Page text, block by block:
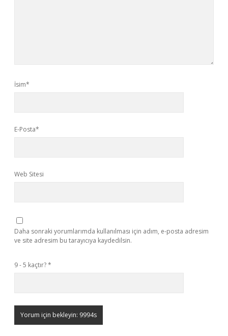
İsim*
E-Posta*
Web Sitesi
Daha sonraki yorumlarımda kullanılması için adım, e-posta adresim
ve site adresim bu tarayıcıya kaydedilsin.
9 - 5 kaçtır?*